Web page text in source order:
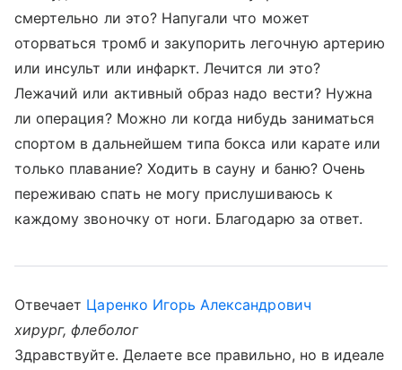
смертельно ли это? Напугали что может
оторваться тромб и закупорить легочную артерию
или инсульт или инфаркт. Лечится ли это?
Лежачий или активный образ надо вести? Нужна
ли операция? Можно ли когда нибудь заниматься
спортом в дальнейшем типа бокса или карате или
только плавание? Ходить в сауну и баню? Очень
переживаю спать не могу прислушиваюсь к
каждому звоночку от ноги. Благодарю за ответ.
Отвечает Царенко Игорь Александрович
хирург, флеболог
Здравствуйте. Делаете все правильно, но в идеале